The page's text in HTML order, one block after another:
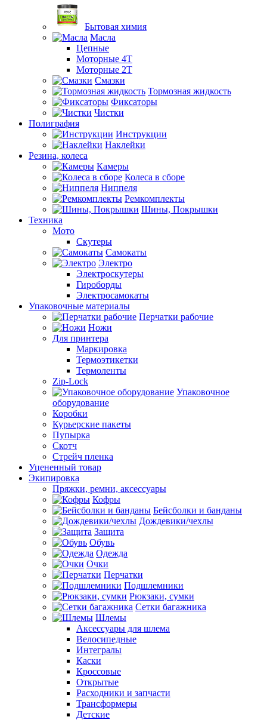
Бытовая химия
Масла
Цепные
Моторные 4Т
Моторные 2Т
Смазки
Тормозная жидкость
Фиксаторы
Чистки
Полиграфия
Инструкции
Наклейки
Резина, колеса
Камеры
Колеса в сборе
Ниппеля
Ремкомплекты
Шины, Покрышки
Техника
Мото
Скутеры
Самокаты
Электро
Электроскутеры
Гироборды
Электросамокаты
Упаковочные материалы
Перчатки рабочие
Ножи
Для принтера
Маркировка
Термоэтикетки
Термоленты
Zip-Lock
Упаковочное
оборудование
Коробки
Курьерские пакеты
Пупырка
Скотч
Стрейч пленка
Уцененный товар
Экипировка
Пряжки, ремни, аксессуары
Кофры
Бейсболки и банданы
Дождевики/чехлы
Защита
Обувь
Одежда
Очки
Перчатки
Подшлемники
Рюкзаки, сумки
Сетки багажника
Шлемы
Аксессуары для шлема
Велосипедные
Интегралы
Каски
Кроссовые
Открытые
Расходники и запчасти
Трансформеры
Детские